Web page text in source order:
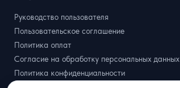
Руководство пользователя
Пользовательское соглашение
Политика оплат
Согласие на обработку персональных данных
Политика конфиденциальности